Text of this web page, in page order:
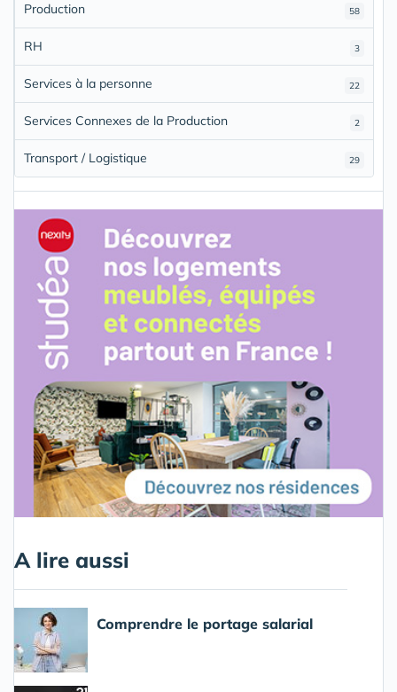
58
Production
3
RH
22
Services à la personne
2
Services Connexes de la Production
29
Transport / Logistique
A lire aussi
Comprendre le portage salarial